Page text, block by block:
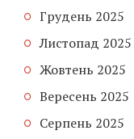
Грудень 2025
Листопад 2025
Жовтень 2025
Вересень 2025
Серпень 2025